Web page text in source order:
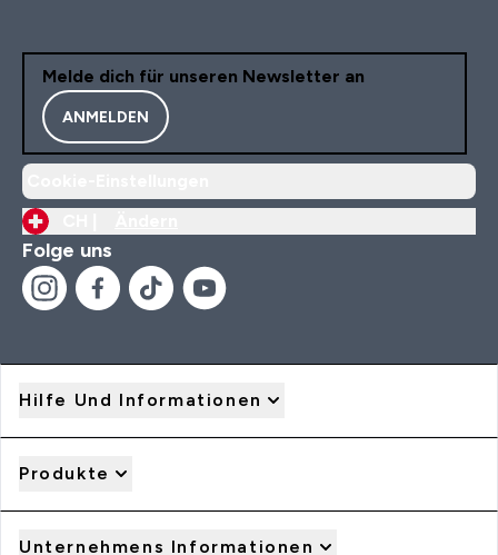
Melde dich für unseren Newsletter an
ANMELDEN
Folge uns
Hilfe Und Informationen
Produkte
Unternehmens Informationen